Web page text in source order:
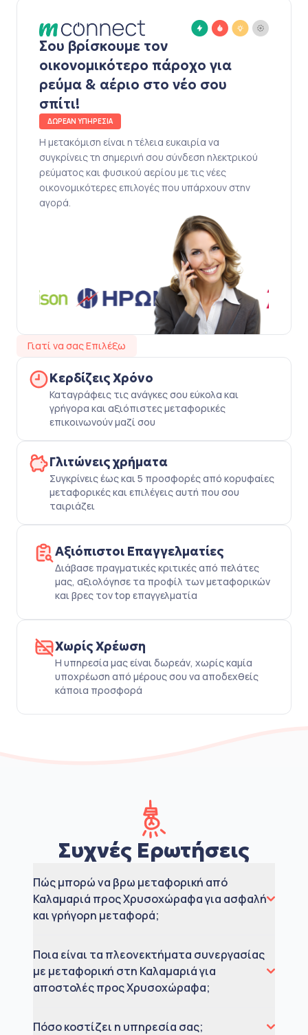
Σου βρίσκουμε τον
οικονομικότερο πάροχο για
ρεύμα & αέριο στο νέο σου
σπίτι!
ΔΩΡΕΑΝ ΥΠΗΡΕΣΙΑ
Η μετακόμιση είναι η τέλεια ευκαιρία να
συγκρίνεις τη σημερινή σου σύνδεση ηλεκτρικού
ρεύματος και φυσικού αερίου με τις νέες
οικονομικότερες επιλογές που υπάρχουν στην
αγορά.
Γιατί να σας Επιλέξω
Κερδίζεις Χρόνο
Καταγράφεις τις ανάγκες σου εύκολα και
γρήγορα και αξιόπιστες μεταφορικές
επικοινωνούν μαζί σου
Γλιτώνεις χρήματα
Συγκρίνεις έως και 5 προσφορές από κορυφαίες
μεταφορικές και επιλέγεις αυτή που σου
ταιριάζει
Αξιόπιστοι Επαγγελματίες
Διάβασε πραγματικές κριτικές από πελάτες
μας, αξιολόγησε τα προφίλ των μεταφορικών
και βρες τον top επαγγελματία
Χωρίς Χρέωση
Η υπηρεσία μας είναι δωρεάν, χωρίς καμία
υποχρέωση από μέρους σου να αποδεχθείς
κάποια προσφορά
Συχνές Ερωτήσεις
Πώς μπορώ να βρω μεταφορική από
Καλαμαριά προς Χρυσοχώραφα για ασφαλή
και γρήγορη μεταφορά;
Ποια είναι τα πλεονεκτήματα συνεργασίας
με μεταφορική στη Καλαμαριά για
αποστολές προς Χρυσοχώραφα;
Πόσο κοστίζει η υπηρεσία σας;